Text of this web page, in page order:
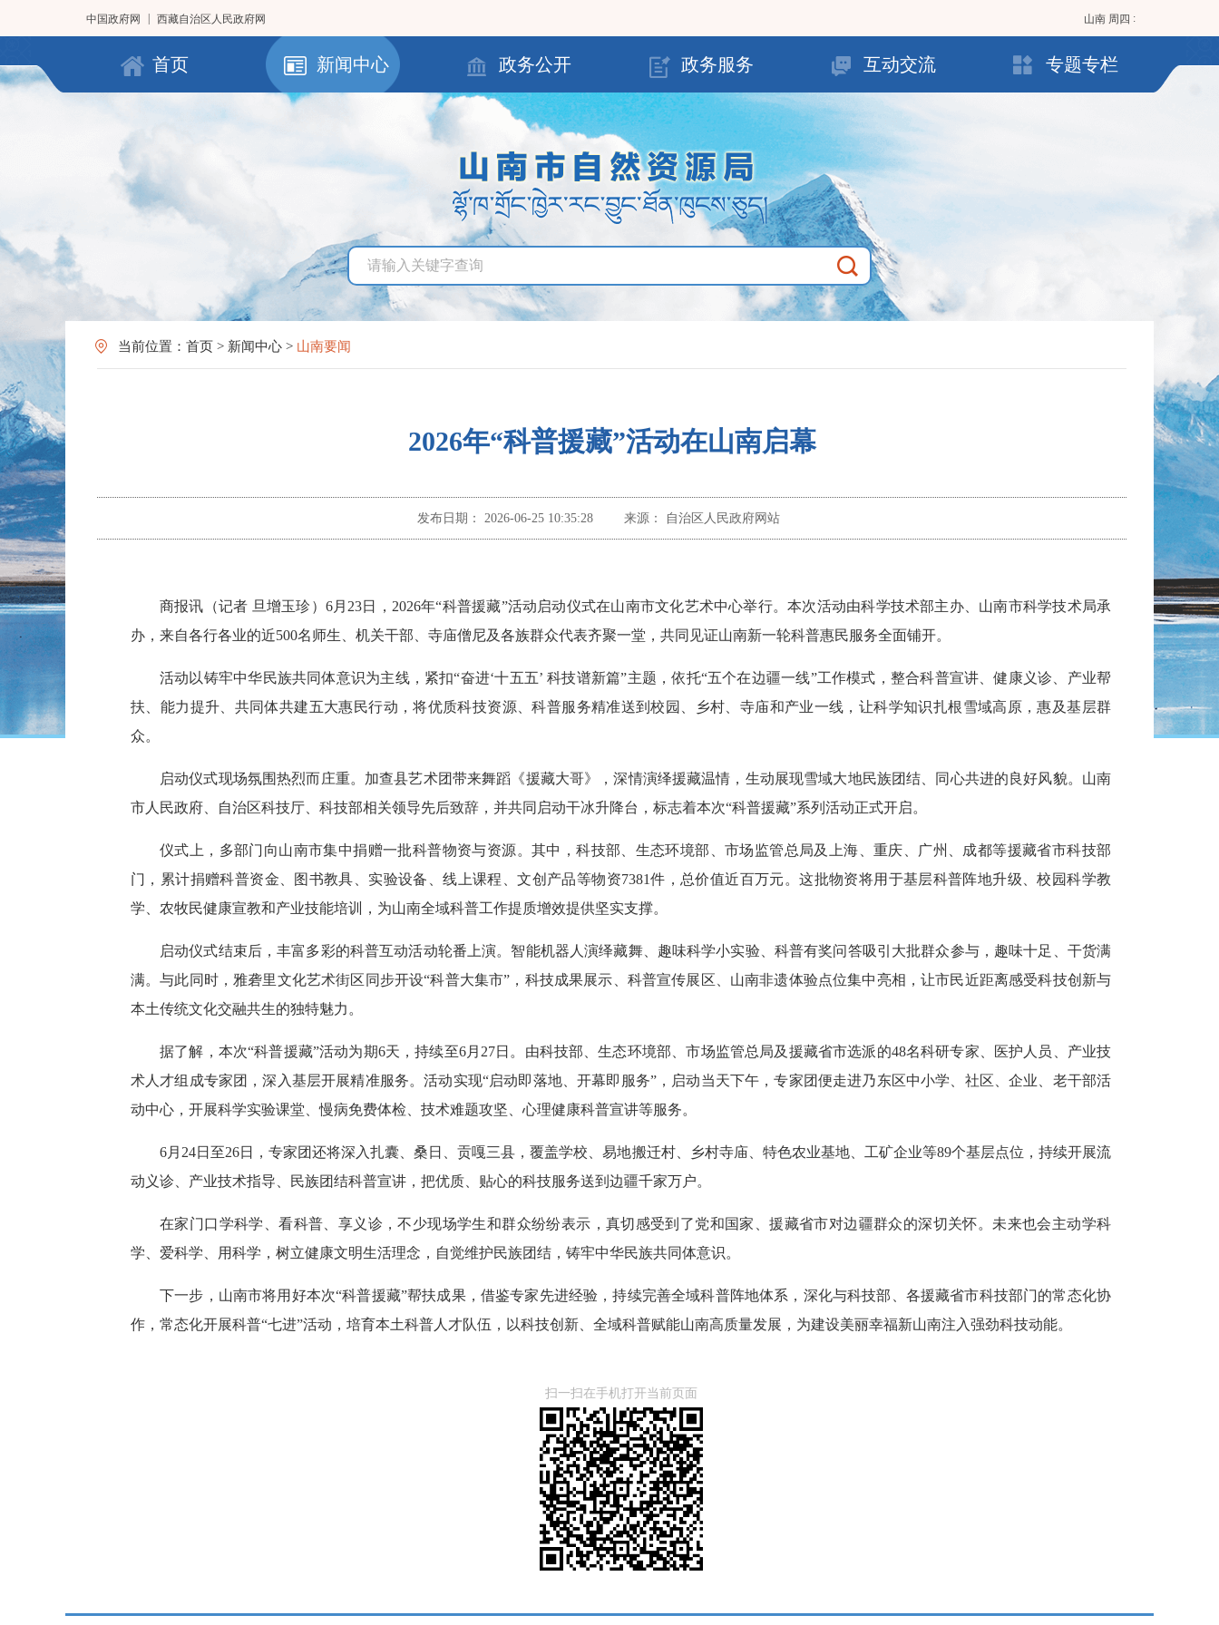
中国政府网 西藏自治区人民政府网 山南 周四 :
首页 新闻中心 政务公开 政务服务 互动交流 专题专栏
当前位置： 首页 > 新闻中心 > 山南要闻
2026年“科普援藏”活动在山南启幕
发布日期： 2026-06-25 10:35:28 来源： 自治区人民政府网站
商报讯（记者 旦增玉珍）6月23日，2026年“科普援藏”活动启动仪式在山南市文化艺术中心举行。本次活动由科学技术部主办、山南市科学技术局承
办，来自各行各业的近500名师生、机关干部、寺庙僧尼及各族群众代表齐聚一堂，共同见证山南新一轮科普惠民服务全面铺开。
活动以铸牢中华民族共同体意识为主线，紧扣“奋进‘十五五’ 科技谱新篇”主题，依托“五个在边疆一线”工作模式，整合科普宣讲、健康义诊、产业帮
扶、能力提升、共同体共建五大惠民行动，将优质科技资源、科普服务精准送到校园、乡村、寺庙和产业一线，让科学知识扎根雪域高原，惠及基层群
众。
启动仪式现场氛围热烈而庄重。加查县艺术团带来舞蹈《援藏大哥》，深情演绎援藏温情，生动展现雪域大地民族团结、同心共进的良好风貌。山南
市人民政府、自治区科技厅、科技部相关领导先后致辞，并共同启动干冰升降台，标志着本次“科普援藏”系列活动正式开启。
仪式上，多部门向山南市集中捐赠一批科普物资与资源。其中，科技部、生态环境部、市场监管总局及上海、重庆、广州、成都等援藏省市科技部
门，累计捐赠科普资金、图书教具、实验设备、线上课程、文创产品等物资7381件，总价值近百万元。这批物资将用于基层科普阵地升级、校园科学教
学、农牧民健康宣教和产业技能培训，为山南全域科普工作提质增效提供坚实支撑。
启动仪式结束后，丰富多彩的科普互动活动轮番上演。智能机器人演绎藏舞、趣味科学小实验、科普有奖问答吸引大批群众参与，趣味十足、干货满
满。与此同时，雅砻里文化艺术街区同步开设“科普大集市”，科技成果展示、科普宣传展区、山南非遗体验点位集中亮相，让市民近距离感受科技创新与
本土传统文化交融共生的独特魅力。
据了解，本次“科普援藏”活动为期6天，持续至6月27日。由科技部、生态环境部、市场监管总局及援藏省市选派的48名科研专家、医护人员、产业技
术人才组成专家团，深入基层开展精准服务。活动实现“启动即落地、开幕即服务”，启动当天下午，专家团便走进乃东区中小学、社区、企业、老干部活
动中心，开展科学实验课堂、慢病免费体检、技术难题攻坚、心理健康科普宣讲等服务。
6月24日至26日，专家团还将深入扎囊、桑日、贡嘎三县，覆盖学校、易地搬迁村、乡村寺庙、特色农业基地、工矿企业等89个基层点位，持续开展流
动义诊、产业技术指导、民族团结科普宣讲，把优质、贴心的科技服务送到边疆千家万户。
在家门口学科学、看科普、享义诊，不少现场学生和群众纷纷表示，真切感受到了党和国家、援藏省市对边疆群众的深切关怀。未来也会主动学科
学、爱科学、用科学，树立健康文明生活理念，自觉维护民族团结，铸牢中华民族共同体意识。
下一步，山南市将用好本次“科普援藏”帮扶成果，借鉴专家先进经验，持续完善全域科普阵地体系，深化与科技部、各援藏省市科技部门的常态化协
作，常态化开展科普“七进”活动，培育本土科普人才队伍，以科技创新、全域科普赋能山南高质量发展，为建设美丽幸福新山南注入强劲科技动能。
扫一扫在手机打开当前页面